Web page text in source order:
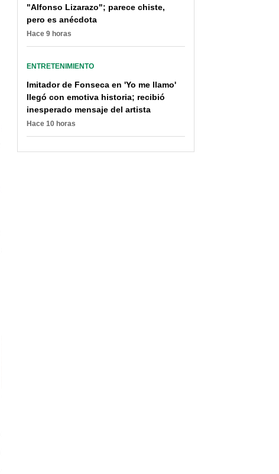
"Alfonso Lizarazo"; parece chiste,
pero es anécdota
Hace 9 horas
ENTRETENIMIENTO
Imitador de Fonseca en 'Yo me llamo'
llegó con emotiva historia; recibió
inesperado mensaje del artista
Hace 10 horas